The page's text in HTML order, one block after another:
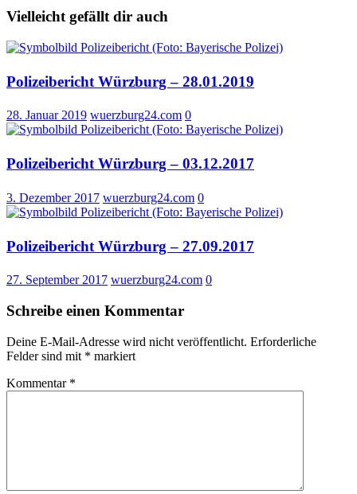
Vielleicht gefällt dir auch
Polizeibericht Würzburg – 28.01.2019
28. Januar 2019 wuerzburg24.com 0
Polizeibericht Würzburg – 03.12.2017
3. Dezember 2017 wuerzburg24.com 0
Polizeibericht Würzburg – 27.09.2017
27. September 2017 wuerzburg24.com 0
Schreibe einen Kommentar
Deine E-Mail-Adresse wird nicht veröffentlicht. Erforderliche
Felder sind mit * markiert
Kommentar *